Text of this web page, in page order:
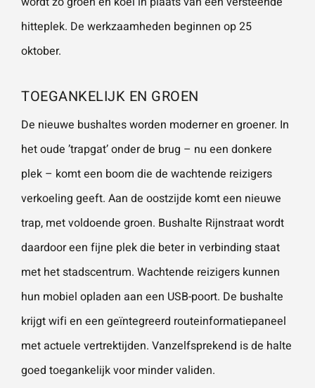
VERSTUUR JE AANVRAAG
Vraag of opmerking
Wat is 5 + 5?
hitteplek. De werkzaamheden beginnen op 25
oktober.
TOEGANKELIJK EN GROEN
De nieuwe bushaltes worden moderner en groener. In
het oude ’trapgat’ onder de brug – nu een donkere
plek – komt een boom die de wachtende reizigers
verkoeling geeft. Aan de oostzijde komt een nieuwe
trap, met voldoende groen. Bushalte Rijnstraat wordt
daardoor een fijne plek die beter in verbinding staat
met het stadscentrum. Wachtende reizigers kunnen
hun mobiel opladen aan een USB-poort. De bushalte
krijgt wifi en een geïntegreerd routeinformatiepaneel
met actuele vertrektijden. Vanzelfsprekend is de halte
goed toegankelijk voor minder validen.